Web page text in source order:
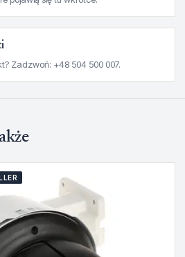
Zadzwoń: +48 504 500 007.